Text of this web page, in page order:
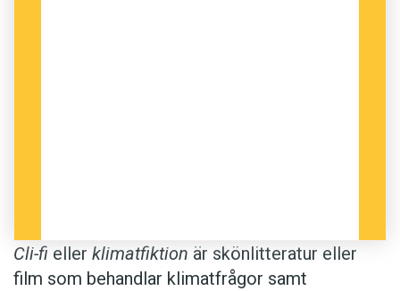
Cli-fi eller klimatfiktion är skönlitteratur eller
film som behandlar klimatfrågor samt